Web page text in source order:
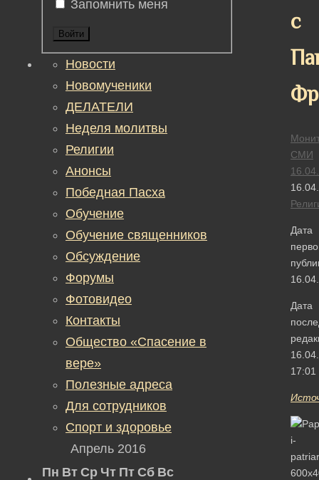
с
СМИ
Дата
Дата
17:01
Запомнить меня
Войти
Новости
Новомученики
ДЕЛАТЕЛИ
Неделя молитвы
Религии
Анонсы
Победная Пасха
Обучение
Обучение священников
Обсуждение
Форумы
Фотовидео
Контакты
Общество «Спасение в
вере»
Полезные адреса
Для сотрудников
Спорт и здоровье
Апрель 2016
Пн Вт Ср Чт Пт Сб Вс